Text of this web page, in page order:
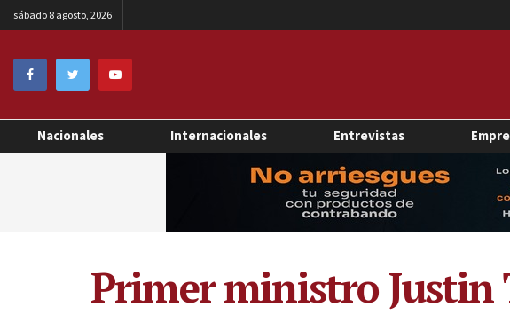
sábado 8 agosto, 2026
Nacionales Internacionales Entrevistas
Primer ministro Justin